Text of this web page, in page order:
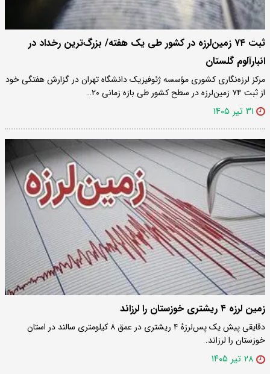
ثبت ۷۴ زمین‌لرزه در کشور طی یک هفته/ بزرگ‌ترین رخداد در
انبارآلوم گلستان
مرکز لرزه‌نگاری کشوری مؤسسه ژئوفیزیک دانشگاه تهران در گزارش هفتگی خود
از ثبت ۷۴ زمین‌لرزه در سطح کشور طی بازه زمانی ۲۰…
۳۱ تیر ۱۴۰۵
زمین لرزه ۴ ریشتری خوزستان را لرزاند
دقایقی پیش یک پس‌لرزهٔ ۴ ریشتری در عمق ۸ کیلومتری سالند در استان
خوزستان را لرزاند.
۲۸ تیر ۱۴۰۵